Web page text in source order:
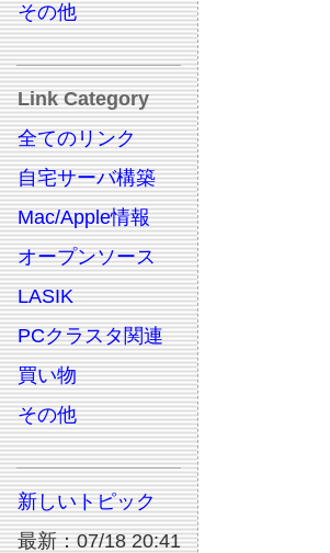
その他
Link Category
全てのリンク
自宅サーバ構築
Mac/Apple情報
オープンソース
LASIK
PCクラスタ関連
買い物
その他
新しいトピック
最新：07/18 20:41